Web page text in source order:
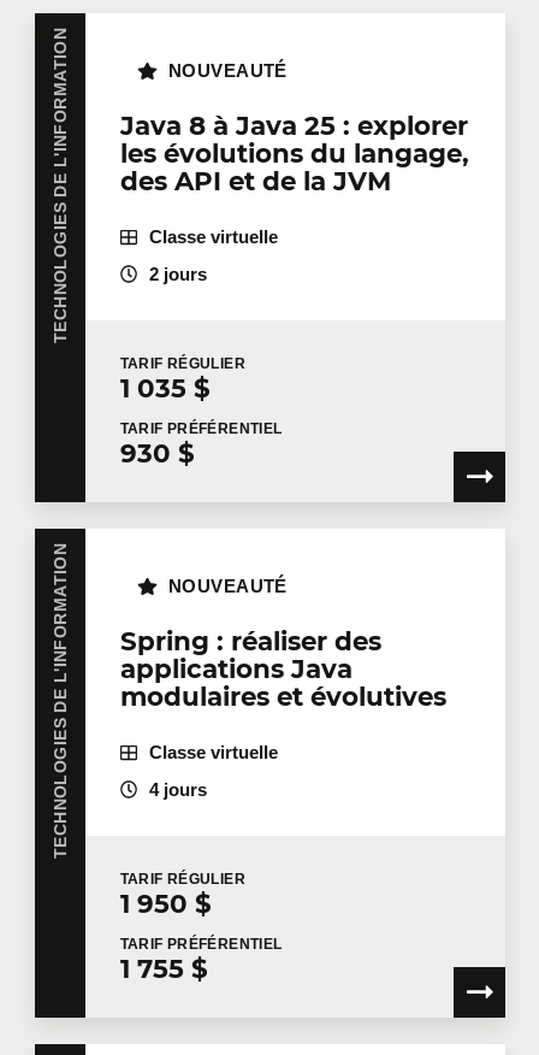
TECHNOLOGIES DE L'INFORMATION
Java 8 à Java 25 : explorer
les évolutions du langage,
des API et de la JVM
NOUVEAUTÉ
Classe virtuelle
2 jours
TARIF RÉGULIER
1 035 $
TARIF PRÉFÉRENTIEL
930 $
TECHNOLOGIES DE L'INFORMATION
Spring : réaliser des
applications Java
modulaires et évolutives
NOUVEAUTÉ
Classe virtuelle
4 jours
TARIF RÉGULIER
1 950 $
TARIF PRÉFÉRENTIEL
1 755 $